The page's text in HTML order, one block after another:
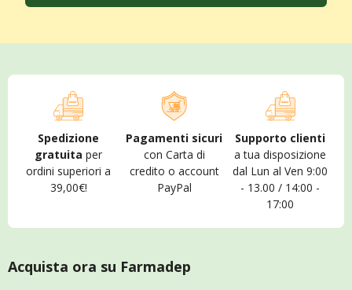
Spedizione
gratuita per
ordini superiori a
39,00€!
Pagamenti sicuri
con Carta di
credito o account
PayPal
Supporto clienti
a tua disposizione
dal Lun al Ven 9:00
- 13.00 / 14:00 -
17:00
Acquista ora su Farmadep